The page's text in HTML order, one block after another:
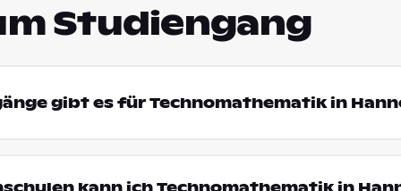
Studiengang
gibt es für Technomathematik in